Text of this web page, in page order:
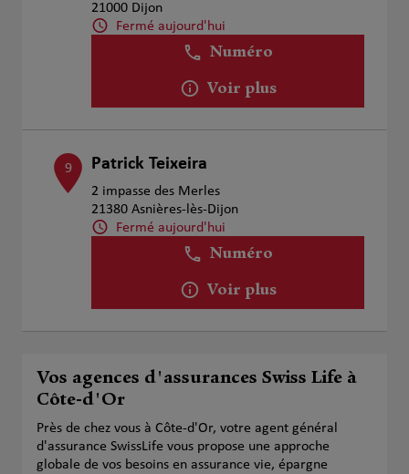
21000 Dijon
Fermé aujourd'hui
Numéro
Voir plus
9 Patrick Teixeira
2 impasse des Merles
21380 Asnières-lès-Dijon
Fermé aujourd'hui
Numéro
Voir plus
Vos agences d'assurances Swiss Life à
Côte-d'Or
Près de chez vous à Côte-d'Or, votre agent général
d'assurance SwissLife vous propose une approche
globale de vos besoins en assurance vie, épargne